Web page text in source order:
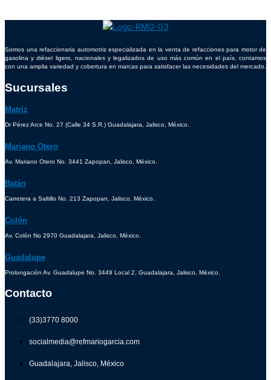
Somos una refaccionaria automotriz especializada en la venta de refacciones para motor de
gasolina y diésel ligero, nacionales y legalizados de uso más común en el país, contamos
con una amplia variedad y cobertura en marcas para satisfacer las necesidades del mercado.
Sucursales
Matríz
Dr Pérez Arce No. 27 (Calle 34 S.R.) Guadalajara, Jalisco, México.
Mariano Otero
Av. Mariano Otero No. 3441 Zapopan, Jalisco, México.
Batán
Carretera a Saltillo No. 213 Zapopan, Jalisco, México.
Colón
Av. Colón No 2970 Guadalajara, Jalisco, México.
Guadalupe
Prolongación Av. Guadalupe No. 3449 Local 2, Guadalajara, Jalisco, México.
Contacto
(33)3770 8000
socialmedia@refmariogarcia.com
Guadalajara, Jalisco, México